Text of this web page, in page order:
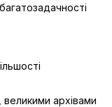
архівами